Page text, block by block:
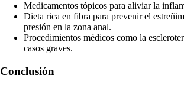
Medicamentos tópicos para aliviar la
Dieta rica en fibra para prevenir el
presión en la zona anal.
Procedimientos médicos como la
casos graves.
Conclusión